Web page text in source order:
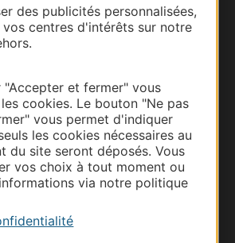
des publicités personnalisées,
vos centres d'intérêts sur notre
"Accepter et fermer" vous
cookies. Le bouton "Ne pas
vous permet d'indiquer
les cookies nécessaires au
du site seront déposés. Vous
vos choix à tout moment ou
via notre politique
d'influence
la lettre d'information
pour recevoir des